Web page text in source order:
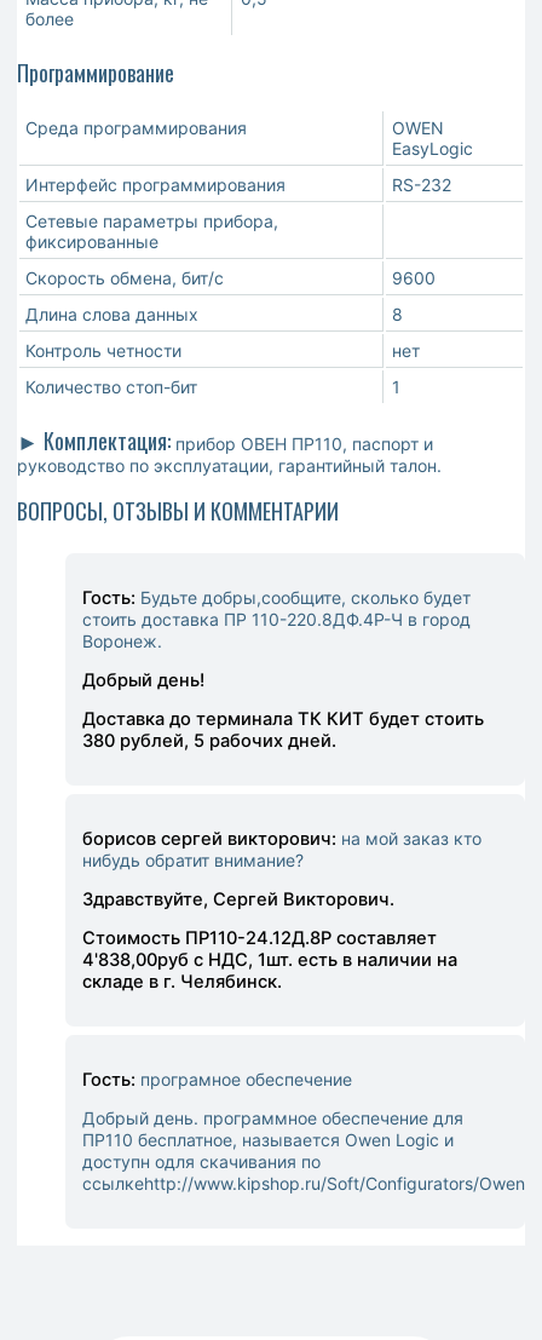
более
Программирование
Среда программирования
OWEN
EasyLogic
Интерфейс программирования
RS-232
Сетевые параметры прибора,
фиксированные
Скорость обмена, бит/с
9600
Длина слова данных
8
Контроль четности
нет
Количество стоп-бит
1
► Комплектация: прибор ОВЕН ПР110, паспорт и
руководство по эксплуатации, гарантийный талон.
ВОПРОСЫ, ОТЗЫВЫ И КОММЕНТАРИИ
Гость: Будьте добры,сообщите, сколько будет
стоить доставка ПР 110-220.8ДФ.4Р-Ч в город
Воронеж.
Добрый день!
Доставка до терминала ТК КИТ будет стоить
380 рублей, 5 рабочих дней.
борисов сергей викторович: на мой заказ кто
нибудь обратит внимание?
Здравствуйте, Сергей Викторович.
Стоимость ПР110-24.12Д.8Р составляет
4'838,00руб с НДС, 1шт. есть в наличии на
складе в г. Челябинск.
Гость: програмное обеспечение
Добрый день. программное обеспечение для
ПР110 бесплатное, называется Owen Logic и
доступн одля скачивания по
ссылкеhttp://www.kipshop.ru/Soft/Configurators/